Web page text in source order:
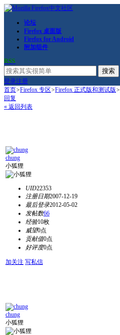
论坛
Firefox 桌面版
Firefox for Android
附加组件
RSS
搜索
登录注册
首页>Firefox 专区>Firefox 正式版和测试版>
回复
« 返回列表
chung
小狐狸
UID22353
注册日期2007-12-19
最后登录2012-05-02
发帖数66
经验10枚
威望0点
贡献值0点
好评度0点
加关注 写私信
chung
小狐狸